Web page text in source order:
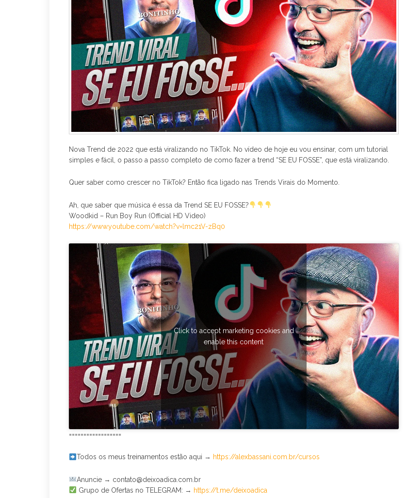
m
Nova Trend de 2022 que está viralizando no TikTok. No vídeo de hoje eu vou ensinar, com um tutorial
simples e fácil, o passo a passo completo de como fazer a trend “SE EU FOSSE”, que está viralizando.
Quer saber como crescer no TikTok? Então fica ligado nas Trends Virais do Momento.
Ah, que saber que música é essa da Trend SE EU FOSSE?
Woodkid – Run Boy Run (Official HD Video)
https://www.youtube.com/watch?v=lmc21V-zBq0
Click to accept marketing cookies and
enable this content
==================
Todos os meus treinamentos estão aqui → https://alexbassani.com.br/cursos
Anuncie → contato@deixoadica.com.br
Grupo de Ofertas no TELEGRAM: → https://t.me/deixoadica